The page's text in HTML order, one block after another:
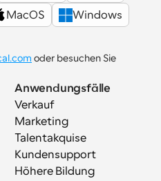
MacOS
Windows
Anwendungsfälle
Verkauf
Marketing
Talentakquise
Kundensupport
Höhere Bildung